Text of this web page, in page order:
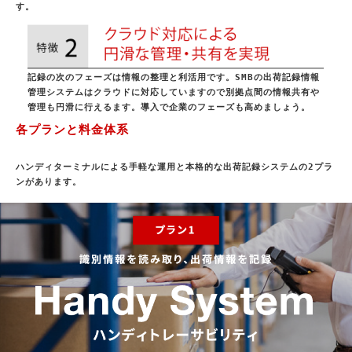
す。
記録の次のフェーズは情報の整理と利活用です。SMBの出荷記録情報
管理システムはクラウドに対応していますので別拠点間の情報共有や
管理も円滑に行えるます。導入で企業のフェーズも高めましょう。
各プランと料金体系
ハンディターミナルによる手軽な運用と本格的な出荷記録システムの2プラ
ンがあります。